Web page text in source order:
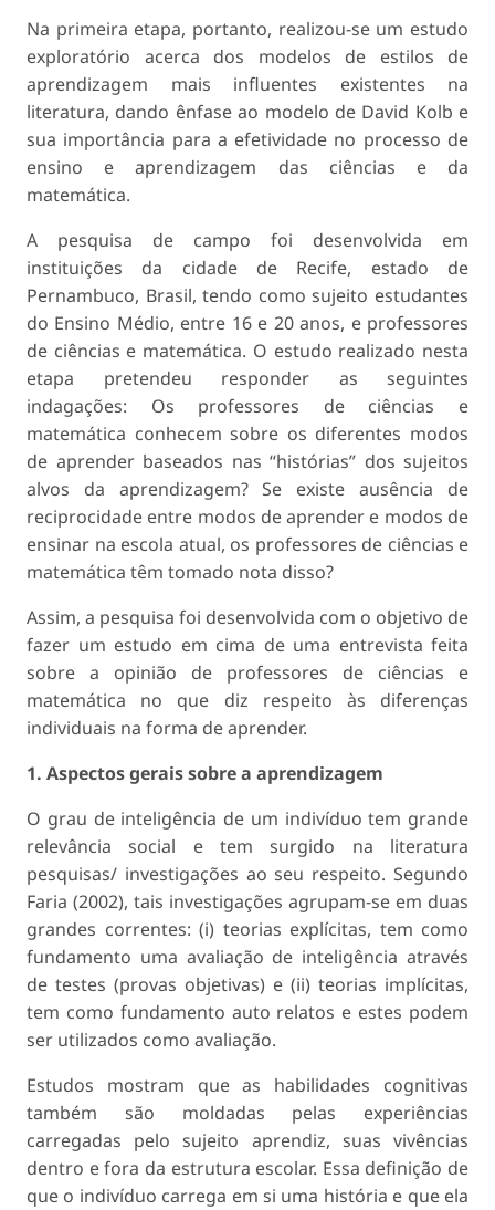
Na primeira etapa, portanto, realizou-se um estudo
exploratório acerca dos modelos de estilos de
aprendizagem mais influentes existentes na
literatura, dando ênfase ao modelo de David Kolb e
sua importância para a efetividade no processo de
ensino e aprendizagem das ciências e da
matemática.
A pesquisa de campo foi desenvolvida em
instituições da cidade de Recife, estado de
Pernambuco, Brasil, tendo como sujeito estudantes
do Ensino Médio, entre 16 e 20 anos, e professores
de ciências e matemática. O estudo realizado nesta
etapa pretendeu responder as seguintes
indagações: Os professores de ciências e
matemática conhecem sobre os diferentes modos
de aprender baseados nas “histórias” dos sujeitos
alvos da aprendizagem? Se existe ausência de
reciprocidade entre modos de aprender e modos de
ensinar na escola atual, os professores de ciências e
matemática têm tomado nota disso?
Assim, a pesquisa foi desenvolvida com o objetivo de
fazer um estudo em cima de uma entrevista feita
sobre a opinião de professores de ciências e
matemática no que diz respeito às diferenças
individuais na forma de aprender.
1. Aspectos gerais sobre a aprendizagem
O grau de inteligência de um indivíduo tem grande
relevância social e tem surgido na literatura
pesquisas/ investigações ao seu respeito. Segundo
Faria (2002), tais investigações agrupam-se em duas
grandes correntes: (i) teorias explícitas, tem como
fundamento uma avaliação de inteligência através
de testes (provas objetivas) e (ii) teorias implícitas,
tem como fundamento auto relatos e estes podem
ser utilizados como avaliação.
Estudos mostram que as habilidades cognitivas
também são moldadas pelas experiências
carregadas pelo sujeito aprendiz, suas vivências
dentro e fora da estrutura escolar. Essa definição de
que o indivíduo carrega em si uma história e que ela